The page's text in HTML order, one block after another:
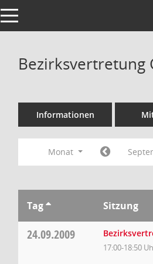
Toggle navigation
Bezirksvertretung
Informationen
Monat
Tag Sitzung
24.09.2009
17:00-18:50